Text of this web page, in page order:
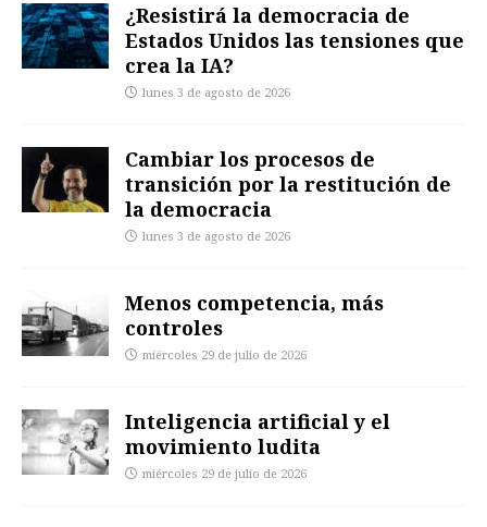
¿Resistirá la democracia de
Estados Unidos las tensiones que
crea la IA?
lunes 3 de agosto de 2026
Cambiar los procesos de
transición por la restitución de
la democracia
lunes 3 de agosto de 2026
Menos competencia, más
controles
miércoles 29 de julio de 2026
Inteligencia artificial y el
movimiento ludita
miércoles 29 de julio de 2026